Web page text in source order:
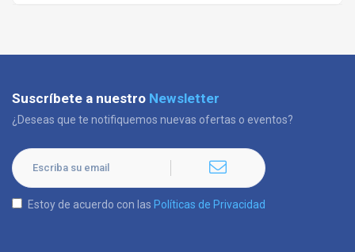
Suscríbete a nuestro Newsletter
¿Deseas que te notifiquemos nuevas ofertas o eventos?
Estoy de acuerdo con las Políticas de Privacidad